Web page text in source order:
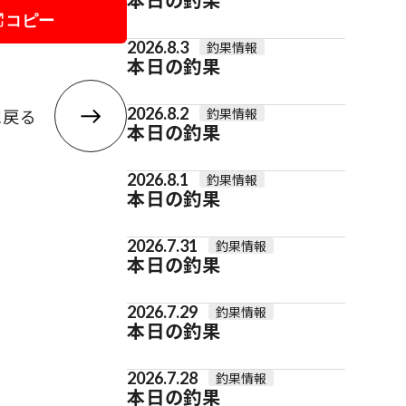
コピー
る
2026.8.3 釣果情報
本日の釣果
2026.8.2 釣果情報
本日の釣果
2026.8.1 釣果情報
本日の釣果
2026.7.31 釣果情報
本日の釣果
2026.7.29 釣果情報
本日の釣果
2026.7.28 釣果情報
本日の釣果